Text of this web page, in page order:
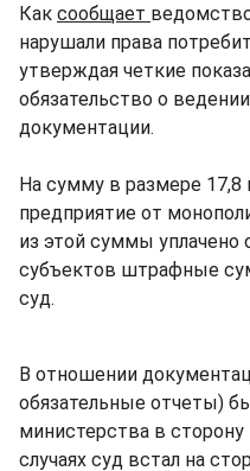
Как сообщает
нарушали права
утверждая четкие
обязательство о
документации.
На сумму в размере 17,8
предприятие от
из этой суммы уплачено
субъектов штрафные
суд.
В отношении
обязательные отчеты)
министерства в
случаях суд встал на